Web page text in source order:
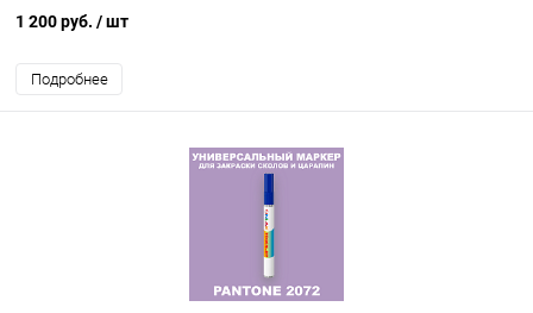
1 200 руб. / шт
Подробнее